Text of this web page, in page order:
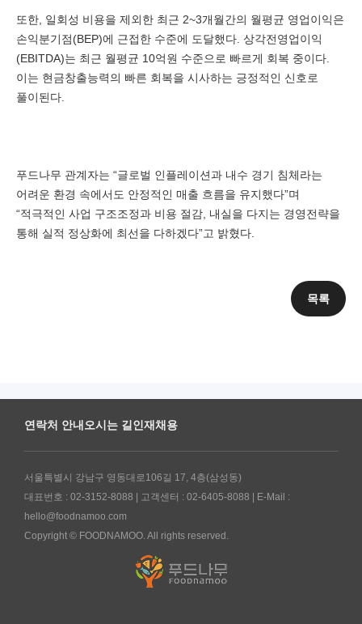
또한, 일회성 비용을 제외한 최근 2~3개월간의 월평균 영업이익은
손익분기점(BEP)에 근접한 수준에 도달했다. 상각전영업이익
(EBITDA)는 최근 월평균 10억원 수준으로 빠르게 회복 중이다.
이는 현금창출능력의 빠른 회복을 시사하는 긍정적인 신호로
풀이된다.
푸드나무 관계자는 “글로벌 인플레이션과 내수 경기 침체라는
어려운 환경 속에서도 안정적인 매출 흐름을 유지했다”며
“적극적인 사업 구조조정과 비용 절감, 내실을 다지는 경영전략을
통해 실적 정상화에 최선을 다하겠다”고 밝혔다.
목록
연락처 안내 오시는 길인재채용
서울특별시 강남구 영동대로106길 17, 4층(삼성동)
대표번호 : 02-3152-8088 | 고객센터 : 02-6405-8088 | E-Mail :
hello@foodnamoo.com
Copyright © FOODNAMOO. All rights reserved.